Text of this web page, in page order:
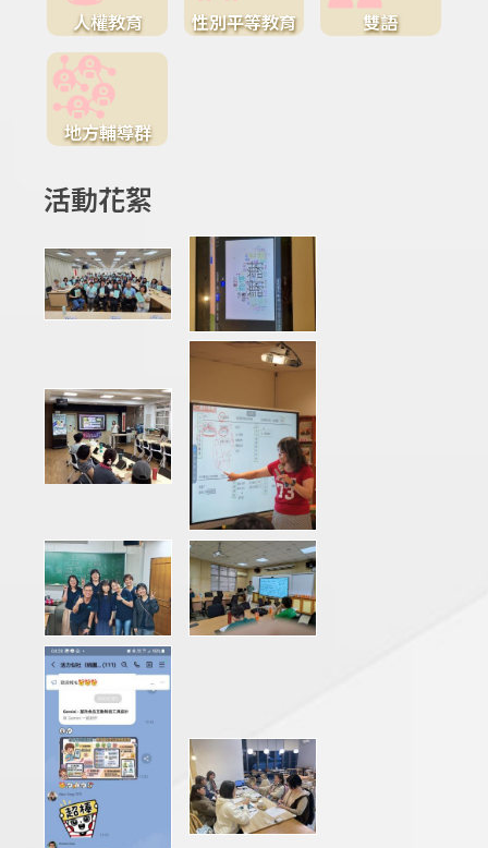
人權教育 性別平等教育 雙語
地方輔導群
活動花絮